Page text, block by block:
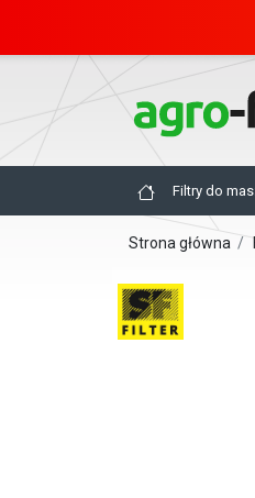
Filtry do
Strona główna /